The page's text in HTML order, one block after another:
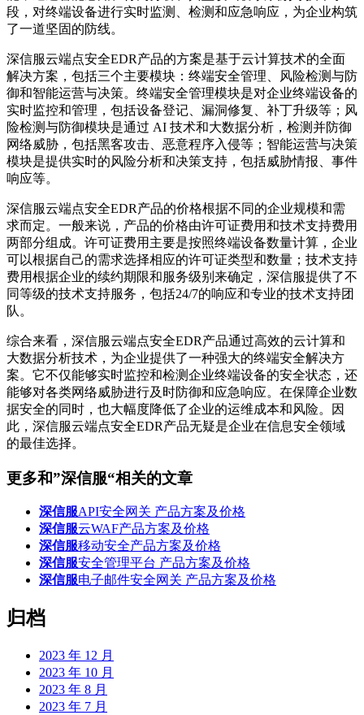
段，对终端设备进行实时监测、检测和应急响应，为企业构筑
了一道坚固的防线。
深信服云端点安全EDR产品的方案是基于云计算技术的全面
解决方案，包括三个主要模块：终端安全管理、风险检测与防
御和智能运营与决策。终端安全管理模块是对企业终端设备的
实时监控和管理，包括设备登记、漏洞修复、补丁升级等；风
险检测与防御模块是通过 AI 技术和大数据分析，检测并防御
网络威胁，包括黑客攻击、恶意程序入侵等；智能运营与决策
模块是提供实时的风险分析和决策支持，包括威胁情报、事件
响应等。
深信服云端点安全EDR产品的价格根据不同的企业规模和需
求而定。一般来说，产品的价格由许可证费用和技术支持费用
两部分组成。许可证费用主要是按照终端设备数量计算，企业
可以根据自己的需求选择相应的许可证类型和数量；技术支持
费用根据企业的续约期限和服务级别来确定，深信服提供了不
同等级的技术支持服务，包括24/7的响应和专业的技术支持团
队。
综合来看，深信服云端点安全EDR产品通过高效的云计算和
大数据分析技术，为企业提供了一种强大的终端安全解决方
案。它不仅能够实时监控和检测企业终端设备的安全状态，还
能够对各类网络威胁进行及时防御和应急响应。在保障企业数
据安全的同时，也大幅度降低了企业的运维成本和风险。因
此，深信服云端点安全EDR产品无疑是企业在信息安全领域
的最佳选择。
更多和”深信服“相关的文章
深信服API安全网关 产品方案及价格
深信服云WAF产品方案及价格
深信服移动安全产品方案及价格
深信服安全管理平台 产品方案及价格
深信服电子邮件安全网关 产品方案及价格
归档
2023 年 12 月
2023 年 10 月
2023 年 8 月
2023 年 7 月